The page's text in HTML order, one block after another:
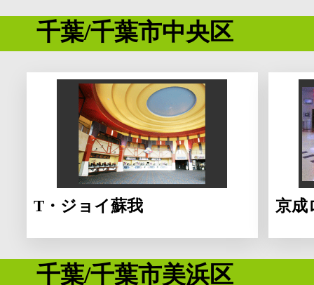
千葉/千葉市中央区
T・ジョイ蘇我 京成
千葉/千葉市美浜区